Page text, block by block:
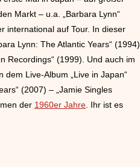
Markt – u.a. „Barbara Lynn“
international auf Tour. In dieser
Lynn: The Atlantic Years“ (1994)
Recordings“ (1999). Und auch im
Live-Album „Live in Japan“
(2007) – „Jamie Singles
der 1960er Jahre. Ihr ist es